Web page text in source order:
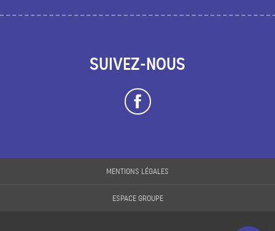
SUIVEZ-NOUS
MENTIONS LÉGALES
ESPACE GROUPE